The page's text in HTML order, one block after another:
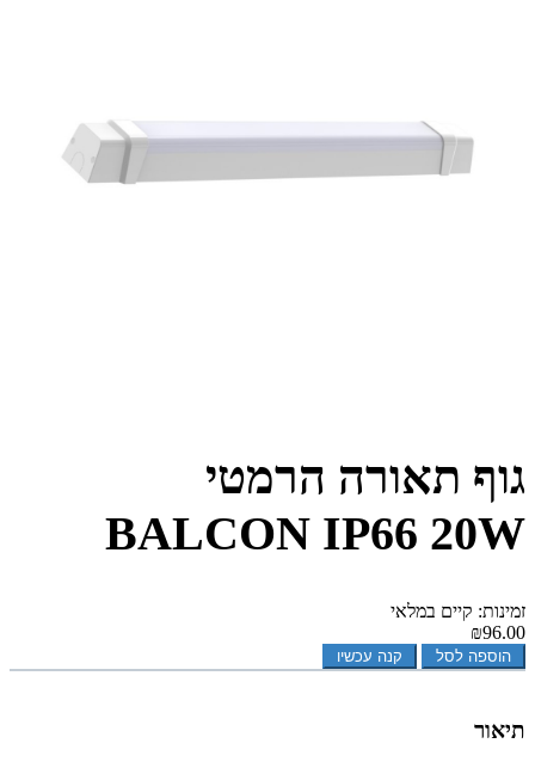
גוף תאורה הרמטי
BALCON IP66 20W
זמינות: קיים במלאי
₪96.00
הוספה לסל קנה עכשיו
תיאור